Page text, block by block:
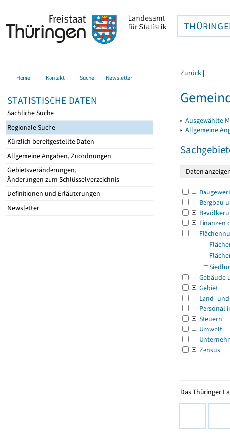
Home Kontakt Suche Newsletter
STATISTISCHE DATEN
Sachliche Suche
Regionale Suche
Kürzlich bereitgestellte Daten
Allgemeine Angaben, Zuordnungen
Gebietsveränderungen,
Änderungen zum Schlüsselverzeichnis
Definitionen und Erläuterungen
Newsletter
Zurück |
▸ Ausgewählte
▸ Allgemeine
Bergbau
Finanzen
Gebäude
Gebiet
Land-
Personal
Steuern
Umwelt
Zensus
Das Thüringer